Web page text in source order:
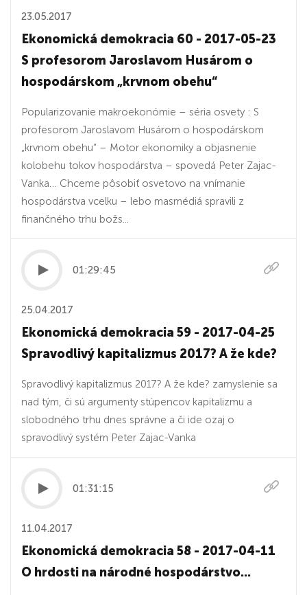
23.05.2017
Ekonomická demokracia 60 - 2017-05-23
S profesorom Jaroslavom Husárom o
hospodárskom „krvnom obehu“
Popularizovanie makroekonómie – séria osvety : S
profesorom Jaroslavom Husárom o hospodárskom
„krvnom obehu“ – Motor ekonomiky a objasnenie
kolobehu tokov hospodárstva – spovedá Peter Zajac-
Vanka… Chceme pôsobiť osvetovo na vnímanie
hospodárstva vcelku – lebo masmédiá spravili z
finančného trhu božs...
01:29:45
25.04.2017
Ekonomická demokracia 59 - 2017-04-25
Spravodlivý kapitalizmus 2017? A že kde?
Spravodlivý kapitalizmus 2017? A že kde? zamyslenie sa
nad tým, či sú argumenty stúpencov kapitalizmu a
slobodného trhu dnes správne a či ide ozaj o
spravodlivý systém Peter Zajac-Vanka
01:31:15
11.04.2017
Ekonomická demokracia 58 - 2017-04-11
O hrdosti na národné hospodárstvo...